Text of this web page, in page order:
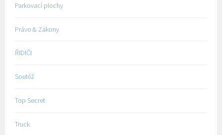
Parkovací plochy
Právo & Zákony
ŘIDIČI
Soutěž
Top Secret
Truck